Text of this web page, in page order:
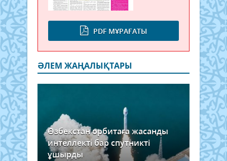
PDF МҰРАҒАТЫ
ӘЛЕМ ЖАҢАЛЫҚТАРЫ
Өзбекстан орбитаға жасанды
интеллекті бар спутникті
ұшырды